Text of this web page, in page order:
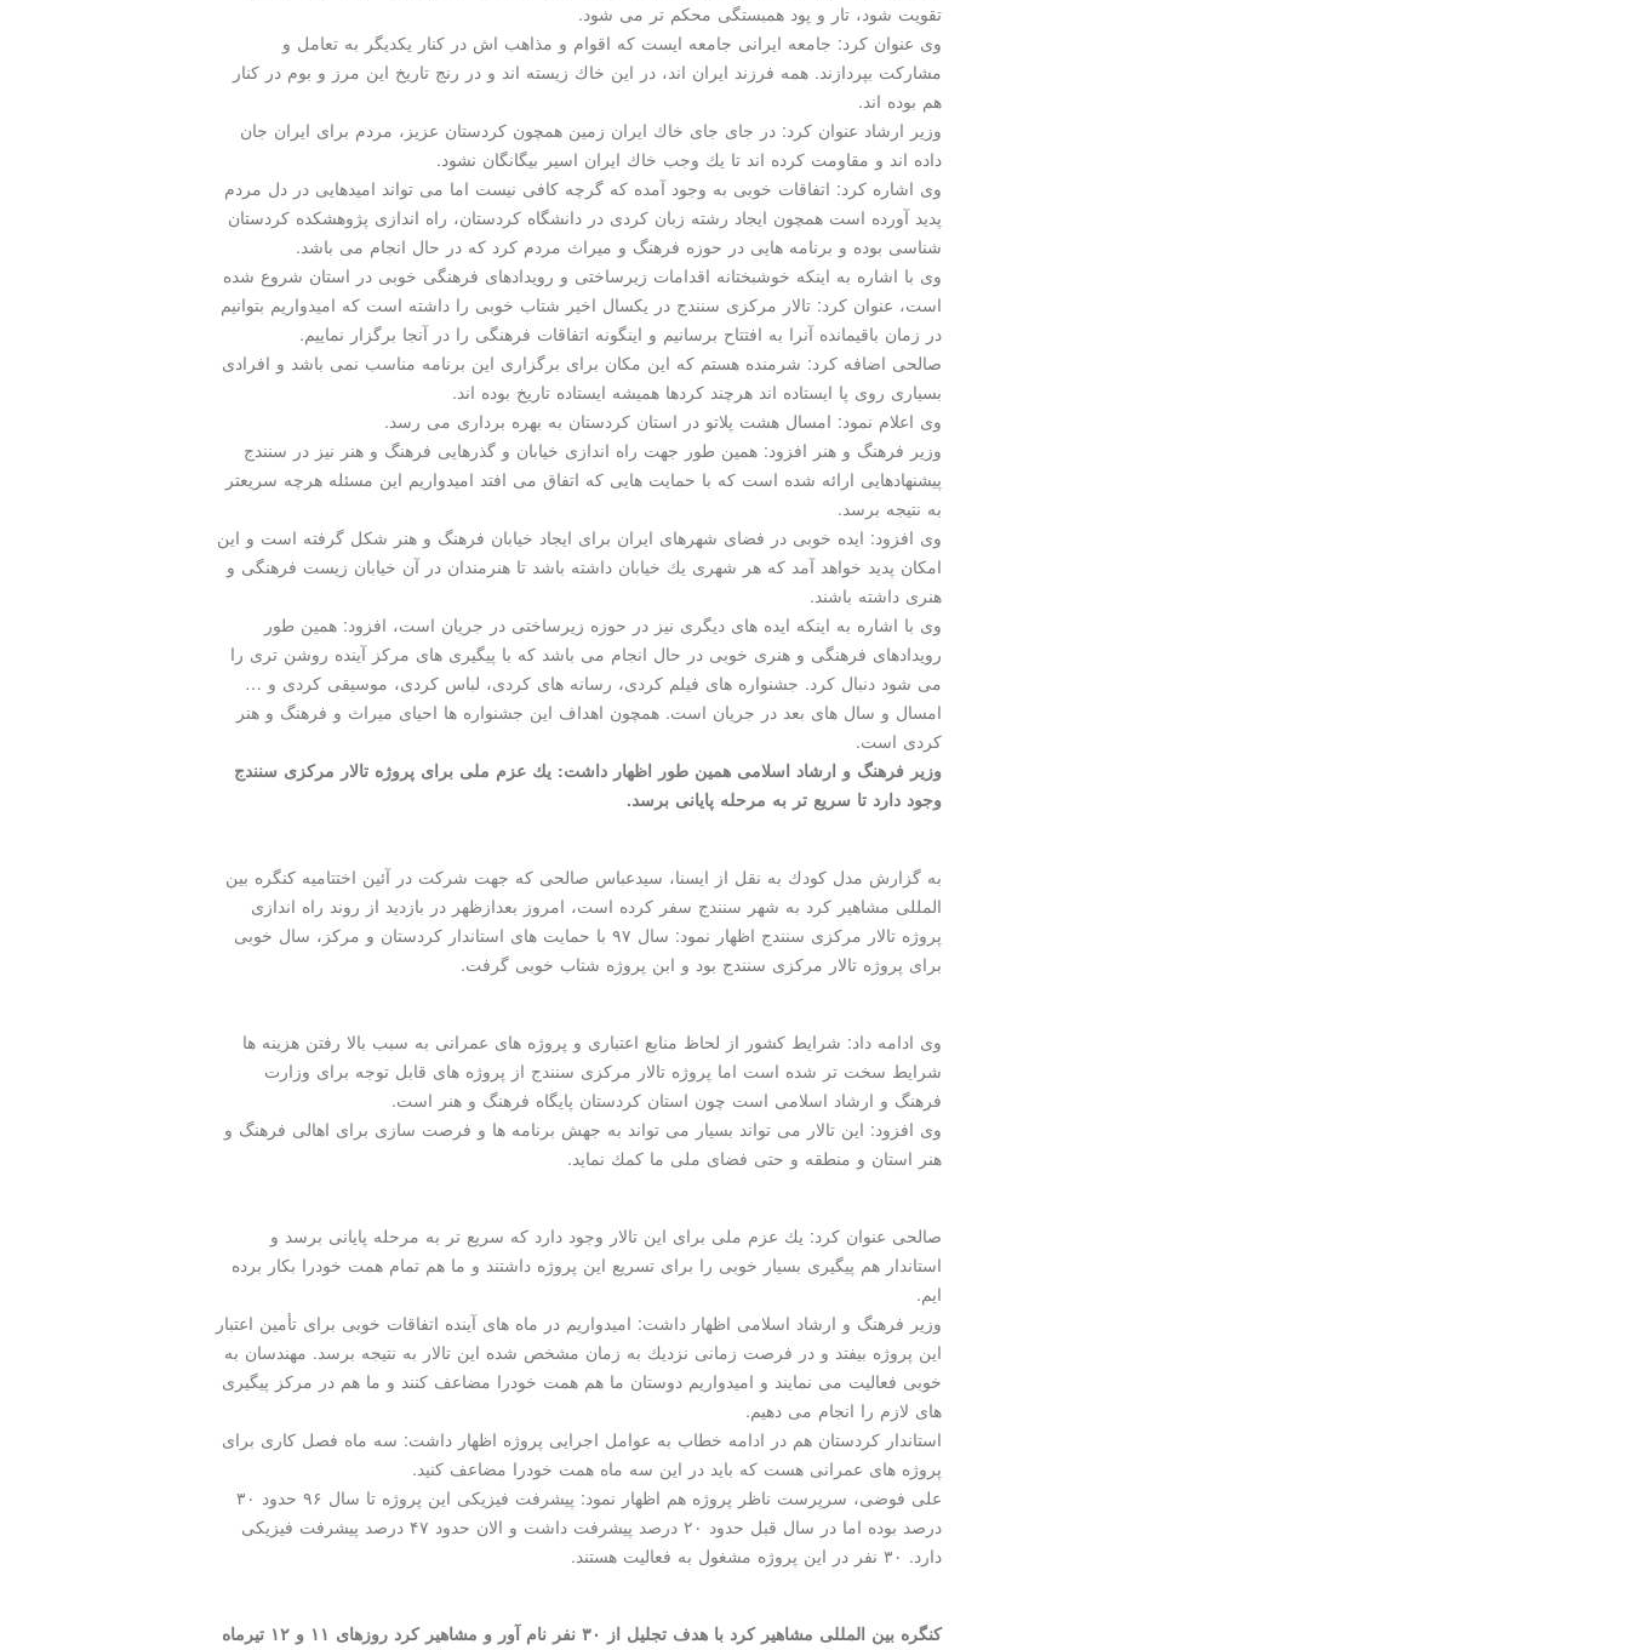
تقویت شود، تار و پود همبستگی محكم تر می شود.
وی عنوان كرد: جامعه ایرانی جامعه ایست كه اقوام و مذاهب اش در كنار یكدیگر به تعامل و
مشاركت بپردازند. همه فرزند ایران اند، در این خاك زیسته اند و در رنج تاریخ این مرز و بوم در كنار
هم بوده اند.
وزیر ارشاد عنوان كرد: در جای جای خاك ایران زمین همچون كردستان عزیز، مردم برای ایران جان
داده اند و مقاومت كرده اند تا یك وجب خاك ایران اسیر بیگانگان نشود.
وی اشاره كرد: اتفاقات خوبی به وجود آمده كه گرچه كافی نیست اما می تواند امیدهایی در دل مردم
پدید آورده است همچون ایجاد رشته زبان كردی در دانشگاه كردستان، راه اندازی پژوهشكده كردستان
شناسی بوده و برنامه هایی در حوزه فرهنگ و میراث مردم كرد كه در حال انجام می باشد.
وی با اشاره به اینكه خوشبختانه اقدامات زیرساختی و رویدادهای فرهنگی خوبی در استان شروع شده
است، عنوان كرد: تالار مركزی سنندج در یكسال اخیر شتاب خوبی را داشته است كه امیدواریم بتوانیم
در زمان باقیمانده آنرا به افتتاح برسانیم و اینگونه اتفاقات فرهنگی را در آنجا برگزار نماییم.
صالحی اضافه كرد: شرمنده هستم كه این مكان برای برگزاری این برنامه مناسب نمی باشد و افرادی
بسیاری روی پا ایستاده اند هرچند كردها همیشه ایستاده تاریخ بوده اند.
وی اعلام نمود: امسال هشت پلاتو در استان كردستان به بهره برداری می رسد.
وزیر فرهنگ و هنر افزود: همین طور جهت راه اندازی خیابان و گذرهایی فرهنگ و هنر نیز در سنندج
پیشنهادهایی ارائه شده است كه با حمایت هایی كه اتفاق می افتد امیدواریم این مسئله هرچه سریعتر
به نتیجه برسد.
وی افزود: ایده خوبی در فضای شهرهای ایران برای ایجاد خیابان فرهنگ و هنر شكل گرفته است و این
امكان پدید خواهد آمد كه هر شهری یك خیابان داشته باشد تا هنرمندان در آن خیابان زیست فرهنگی و
هنری داشته باشند.
وی با اشاره به اینكه ایده های دیگری نیز در حوزه زیرساختی در جریان است، افزود: همین طور
رویدادهای فرهنگی و هنری خوبی در حال انجام می باشد كه با پیگیری های مركز آینده روشن تری را
می شود دنبال كرد. جشنواره های فیلم كردی، رسانه های كردی، لباس كردی، موسیقی كردی و …
امسال و سال های بعد در جریان است. همچون اهداف این جشنواره ها احیای میراث و فرهنگ و هنر
كردی است.
وزیر فرهنگ و ارشاد اسلامی همین طور اظهار داشت: یك عزم ملی برای پروژه تالار مركزی سنندج
وجود دارد تا سریع تر به مرحله پایانی برسد.
به گزارش مدل كودك به نقل از ایسنا، سیدعباس صالحی كه جهت شركت در آئین اختتامیه كنگره بین
المللی مشاهیر كرد به شهر سنندج سفر كرده است، امروز بعدازظهر در بازدید از روند راه اندازی
پروژه تالار مركزی سنندج اظهار نمود: سال ۹۷ با حمایت های استاندار كردستان و مركز، سال خوبی
برای پروژه تالار مركزی سنندج بود و ابن پروژه شتاب خوبی گرفت.
وی ادامه داد: شرایط كشور از لحاظ منابع اعتباری و پروژه های عمرانی به سبب بالا رفتن هزینه ها
شرایط سخت تر شده است اما پروژه تالار مركزی سنندج از پروژه های قابل توجه برای وزارت
فرهنگ و ارشاد اسلامی است چون استان كردستان پایگاه فرهنگ و هنر است.
وی افزود: این تالار می تواند بسیار می تواند به جهش برنامه ها و فرصت سازی برای اهالی فرهنگ و
هنر استان و منطقه و حتی فضای ملی ما كمك نماید.
صالحی عنوان كرد: یك عزم ملی برای این تالار وجود دارد كه سریع تر به مرحله پایانی برسد و
استاندار هم پیگیری بسیار خوبی را برای تسریع این پروژه داشتند و ما هم تمام همت خودرا بكار برده
ایم.
وزیر فرهنگ و ارشاد اسلامی اظهار داشت: امیدواریم در ماه های آینده اتفاقات خوبی برای تأمین اعتبار
این پروژه بیفتد و در فرصت زمانی نزدیك به زمان مشخص شده این تالار به نتیجه برسد. مهندسان به
خوبی فعالیت می نمایند و امیدواریم دوستان ما هم همت خودرا مضاعف كنند و ما هم در مركز پیگیری
های لازم را انجام می دهیم.
استاندار كردستان هم در ادامه خطاب به عوامل اجرایی پروژه اظهار داشت: سه ماه فصل كاری برای
پروژه های عمرانی هست كه باید در این سه ماه همت خودرا مضاعف كنید.
علی فوضی، سرپرست ناظر پروژه هم اظهار نمود: پیشرفت فیزیكی این پروژه تا سال ۹۶ حدود ۳۰
درصد بوده اما در سال قبل حدود ۲۰ درصد پیشرفت داشت و الان حدود ۴۷ درصد پیشرفت فیزیكی
دارد. ۳۰ نفر در این پروژه مشغول به فعالیت هستند.
كنگره بین المللی مشاهیر كرد با هدف تجلیل از ۳۰ نفر نام آور و مشاهیر كرد روزهای ۱۱ و ۱۲ تیرماه